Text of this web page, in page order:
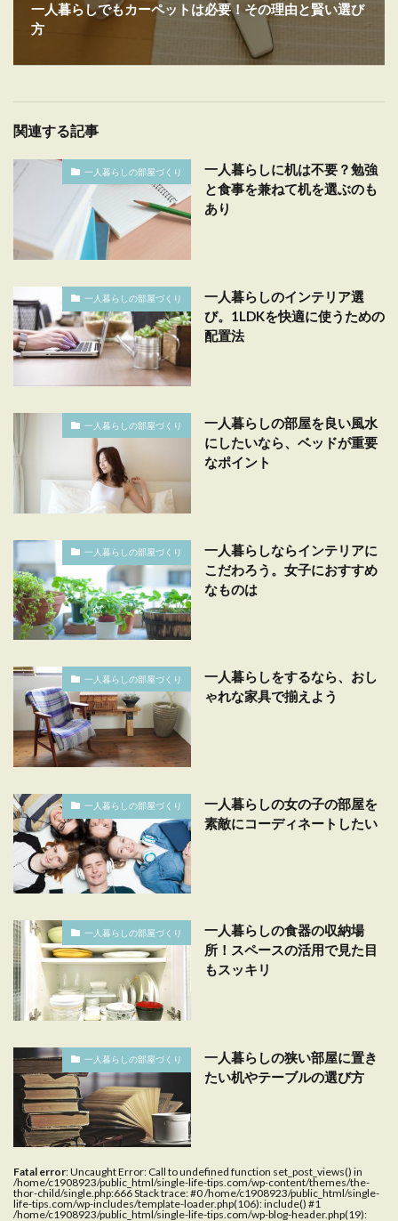
一人暮らしでもカーペットは必要！その理由と賢い選び
方
関連する記事
一人暮らしの部屋づくり
一人暮らしに机は不要？勉強
と食事を兼ねて机を選ぶのも
あり
一人暮らしの部屋づくり
一人暮らしのインテリア選
び。1LDKを快適に使うための
配置法
一人暮らしの部屋づくり
一人暮らしの部屋を良い風水
にしたいなら、ベッドが重要
なポイント
一人暮らしの部屋づくり
一人暮らしならインテリアに
こだわろう。女子におすすめ
なものは
一人暮らしの部屋づくり
一人暮らしをするなら、おし
ゃれな家具で揃えよう
一人暮らしの部屋づくり
一人暮らしの女の子の部屋を
素敵にコーディネートしたい
一人暮らしの部屋づくり
一人暮らしの食器の収納場
所！スペースの活用で見た目
もスッキリ
一人暮らしの部屋づくり
一人暮らしの狭い部屋に置き
たい机やテーブルの選び方
Fatal error: Uncaught Error: Call to undefined function set_post_views() in
/home/c1908923/public_html/single-life-tips.com/wp-content/themes/the-
thor-child/single.php:666 Stack trace: #0 /home/c1908923/public_html/single-
life-tips.com/wp-includes/template-loader.php(106): include() #1
/home/c1908923/public_html/single-life-tips.com/wp-blog-header.php(19):